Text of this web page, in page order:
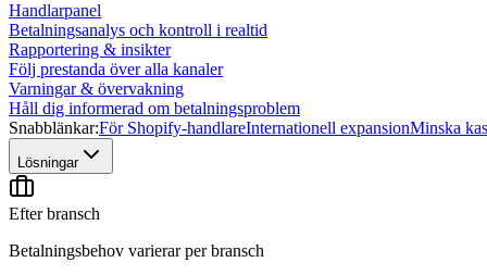
Handlarpanel
Betalningsanalys och kontroll i realtid
Rapportering & insikter
Följ prestanda över alla kanaler
Varningar & övervakning
Håll dig informerad om betalningsproblem
Snabblänkar:För Shopify-handlareInternationell expansionMinska
Lösningar
Efter bransch
Betalningsbehov varierar per bransch